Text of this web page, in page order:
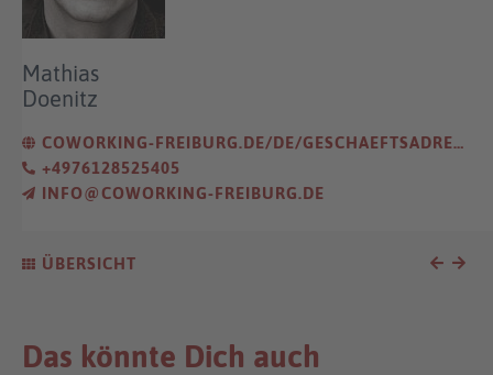
ÜBERSICHT
Mathias
Doenitz
COWORKING-FREIBURG.DE/DE/GESCHAEFTSADRESSE-MIETEN/
+4976128525405
INFO@COWORKING-FREIBURG.DE
Das könnte Dich auch